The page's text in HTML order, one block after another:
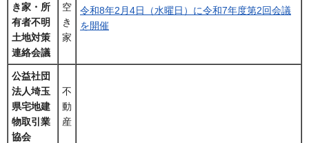
き家・所
有者不明
土地対策
連絡会議
空
き
家
令和8年2月4日（水曜日）に令和7年度第2回会議
を開催
公益社団
法人埼玉
県宅地建
物取引業
協会
不
動
産